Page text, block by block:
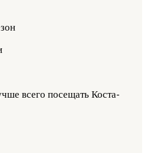
всего посещать Коста-